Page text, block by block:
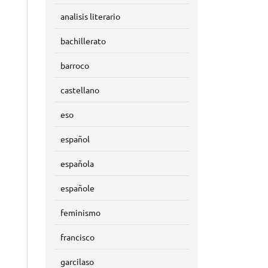
analisis literario
bachillerato
barroco
castellano
eso
español
española
españole
feminismo
francisco
garcilaso